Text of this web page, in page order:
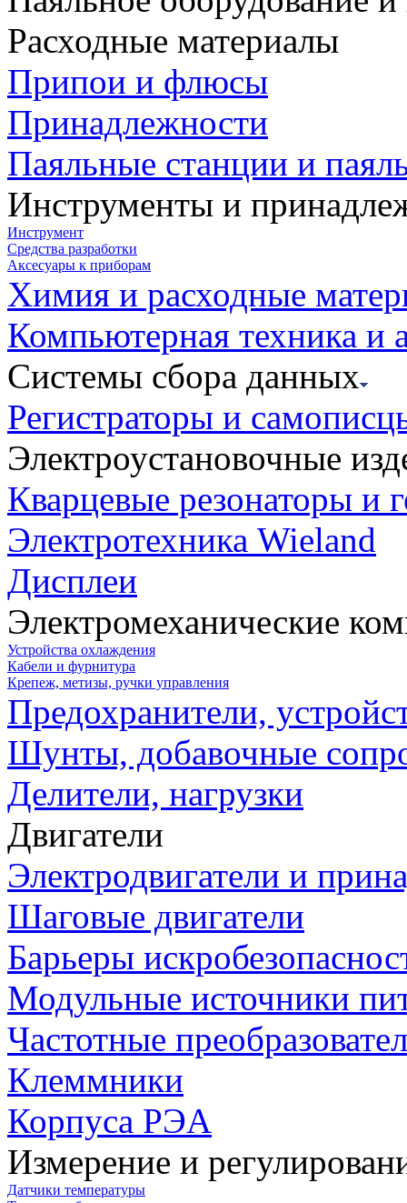
Расходные материалы
Припои и флюсы
Принадлежности
Паяльные станции и
Инструменты и
Инструмент
Средства разработки
Аксесуары к приборам
Химия и расходные
Компьютерная техника и
Системы сбора данных
Регистраторы и
Электроустановочные
Кварцевые резонаторы и
Электротехника Wieland
Дисплеи
Электромеханические
Устройства охлаждения
Кабели и фурнитура
Крепеж, метизы, ручки управления
Предохранители,
Шунты, добавочные
Делители, нагрузки
Двигатели
Электродвигатели и
Шаговые двигатели
Барьеры
Модульные источники
Частотные
Клеммники
Корпуса РЭА
Измерение и
Датчики температуры